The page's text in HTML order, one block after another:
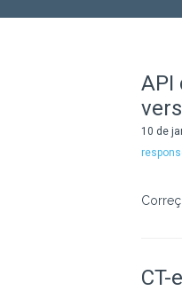
API
10 de
CT-